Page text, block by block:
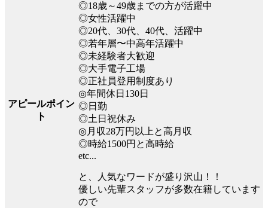
アピールポイン
ト
◎18歳～49歳までの方が活躍中
◎女性活躍中
◎20代、30代、40代、活躍中
◎若年層〜中高年活躍中
◎未経験者大歓迎
◎大手電子工場
◎正社員登用制度あり
◎年間休日130日
◎日勤
◎土日祝休み
◎月収28万円以上と高月収
◎時給1500円と高時給
etc...
と、人気なワードが盛り沢山！！
優しい先輩スタッフが多数在籍しています
ので